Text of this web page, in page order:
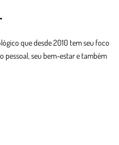
que desde 2010 tem seu foco
pessoal, seu bem-estar e também